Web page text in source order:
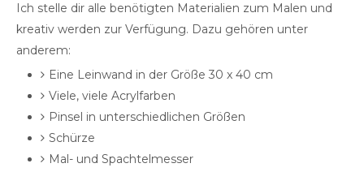
Ich stelle dir alle benötigten Materialien zum Malen und
kreativ werden zur Verfügung. Dazu gehören unter
anderem:
Eine Leinwand in der Größe 30 x 40 cm
Viele, viele Acrylfarben
Pinsel in unterschiedlichen Größen
Schürze
Mal- und Spachtelmesser